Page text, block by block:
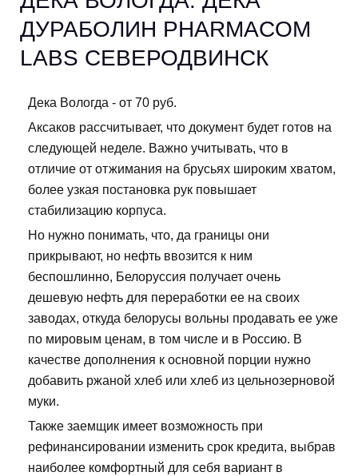
ДУРАБОЛИН PHARMACOM
LABS СЕВЕРОДВИНСК
Дека Вологда - от 70 руб.
Аксаков рассчитывает, что документ будет готов на
следующей неделе. Важно учитывать, что в
отличие от отжимания на брусьях широким хватом,
более узкая постановка рук повышает
стабилизацию корпуса.
Но нужно понимать, что, да границы они
прикрывают, но нефть ввозится к ним
беспошлинно, Белоруссия получает очень
дешевую нефть для переработки ее на своих
заводах, откуда белорусы вольны продавать ее уже
по мировым ценам, в том числе и в Россию. В
качестве дополнения к основной порции нужно
добавить ржаной хлеб или хлеб из цельнозерновой
муки.
Также заемщик имеет возможность при
рефинансировании изменить срок кредита, выбрав
наиболее комфортный для себя вариант в